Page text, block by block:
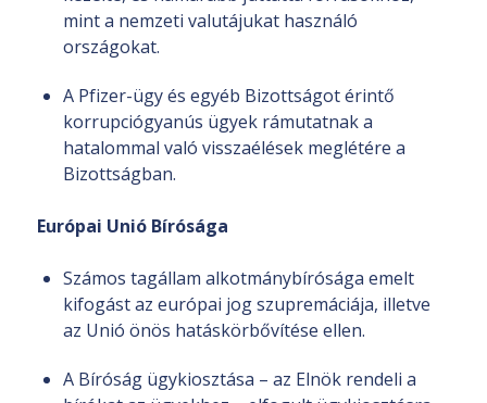
mint a nemzeti valutájukat használó
országokat.
A Pfizer-ügy és egyéb Bizottságot érintő
korrupciógyanús ügyek rámutatnak a
hatalommal való visszaélések meglétére a
Bizottságban.
Európai Unió Bírósága
Számos tagállam alkotmánybírósága emelt
kifogást az európai jog szupremáciája, illetve
az Unió önös hatáskörbővítése ellen.
A Bíróság ügykiosztása – az Elnök rendeli a